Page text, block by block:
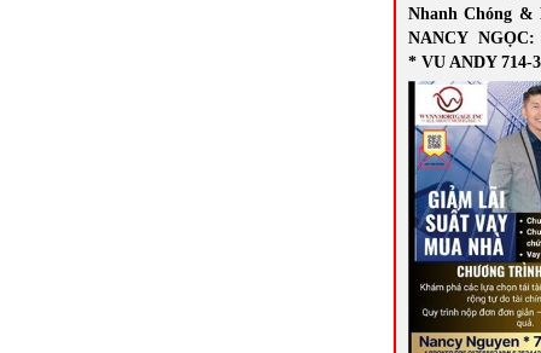
Nhanh Chóng &
NANCY NGỌC:
* VU ANDY 714-